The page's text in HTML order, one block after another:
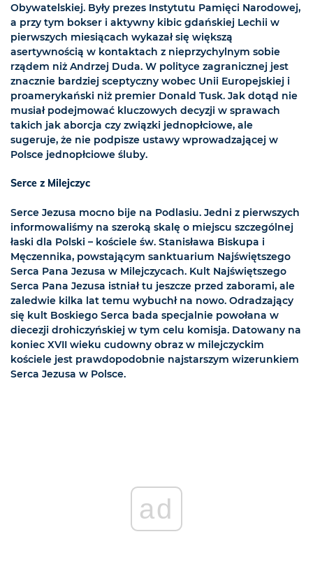
Obywatelskiej. Były prezes Instytutu Pamięci Narodowej,
a przy tym bokser i aktywny kibic gdańskiej Lechii w
pierwszych miesiącach wykazał się większą
asertywnością w kontaktach z nieprzychylnym sobie
rządem niż Andrzej Duda. W polityce zagranicznej jest
znacznie bardziej sceptyczny wobec Unii Europejskiej i
proamerykański niż premier Donald Tusk. Jak dotąd nie
musiał podejmować kluczowych decyzji w sprawach
takich jak aborcja czy związki jednopłciowe, ale
sugeruje, że nie podpisze ustawy wprowadzającej w
Polsce jednopłciowe śluby.
Serce z Milejczyc
Serce Jezusa mocno bije na Podlasiu. Jedni z pierwszych
informowaliśmy na szeroką skalę o miejscu szczególnej
łaski dla Polski – kościele św. Stanisława Biskupa i
Męczennika, powstającym sanktuarium Najświętszego
Serca Pana Jezusa w Milejczycach. Kult Najświętszego
Serca Pana Jezusa istniał tu jeszcze przed zaborami, ale
zaledwie kilka lat temu wybuchł na nowo. Odradzający
się kult Boskiego Serca bada specjalnie powołana w
diecezji drohiczyńskiej w tym celu komisja. Datowany na
koniec XVII wieku cudowny obraz w milejczyckim
kościele jest prawdopodobnie najstarszym wizerunkiem
Serca Jezusa w Polsce.
ad